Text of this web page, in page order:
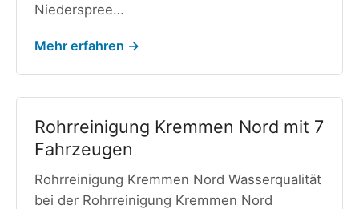
Niederspree…
Mehr erfahren →
Rohrreinigung Kremmen Nord mit 7
Fahrzeugen
Rohrreinigung Kremmen Nord Wasserqualität
bei der Rohrreinigung Kremmen Nord